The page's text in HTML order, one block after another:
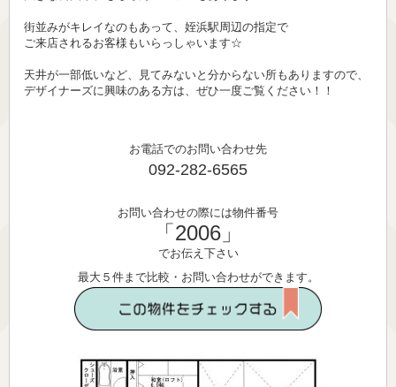
街並みがキレイなのもあって、姪浜駅周辺の指定で
ご来店されるお客様もいらっしゃいます☆
天井が一部低いなど、見てみないと分からない所もありますので、
デザイナーズに興味のある方は、ぜひ一度ご覧ください！！
お電話でのお問い合わせ先
092-282-6565
お問い合わせの際には物件番号
「2006」
でお伝え下さい
最大５件まで比較・お問い合わせができます。